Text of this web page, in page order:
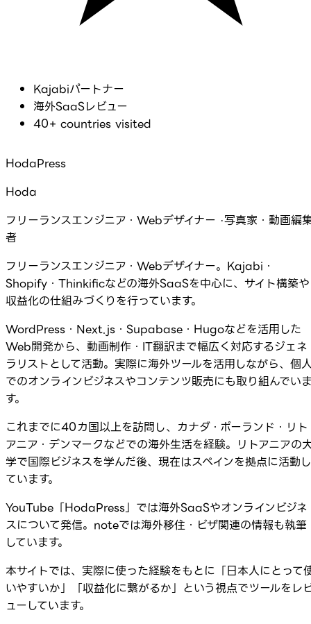
Kajabiパートナー
海外SaaSレビュー
40+ countries visited
HodaPress
Hoda
フリーランスエンジニア・Webデザイナー ·写真家・動画編
者
フリーランスエンジニア・Webデザイナー。Kajabi・
Shopify・Thinkificなどの海外SaaSを中心に、サイト構築や
収益化の仕組みづくりを行っています。
WordPress・Next.js・Supabase・Hugoなどを活用した
Web開発から、動画制作・IT翻訳まで幅広く対応するジェネ
ラリストとして活動。実際に海外ツールを活用しながら、個
でのオンラインビジネスやコンテンツ販売にも取り組んでい
す。
これまでに40カ国以上を訪問し、カナダ・ポーランド・リト
アニア・デンマークなどでの海外生活を経験。リトアニアの
学で国際ビジネスを学んだ後、現在はスペインを拠点に活動し
ています。
YouTube「HodaPress」では海外SaaSやオンラインビジネ
スについて発信。noteでは海外移住・ビザ関連の情報も執筆
しています。
本サイトでは、実際に使った経験をもとに「日本人にとって
いやすいか」「収益化に繋がるか」という視点でツールをレ
ューしています。